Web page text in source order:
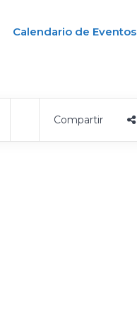
Calendario de Eventos